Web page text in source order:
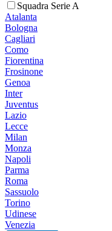
Squadra Serie A
Atalanta
Bologna
Cagliari
Como
Fiorentina
Frosinone
Genoa
Inter
Juventus
Lazio
Lecce
Milan
Monza
Napoli
Parma
Roma
Sassuolo
Torino
Udinese
Venezia